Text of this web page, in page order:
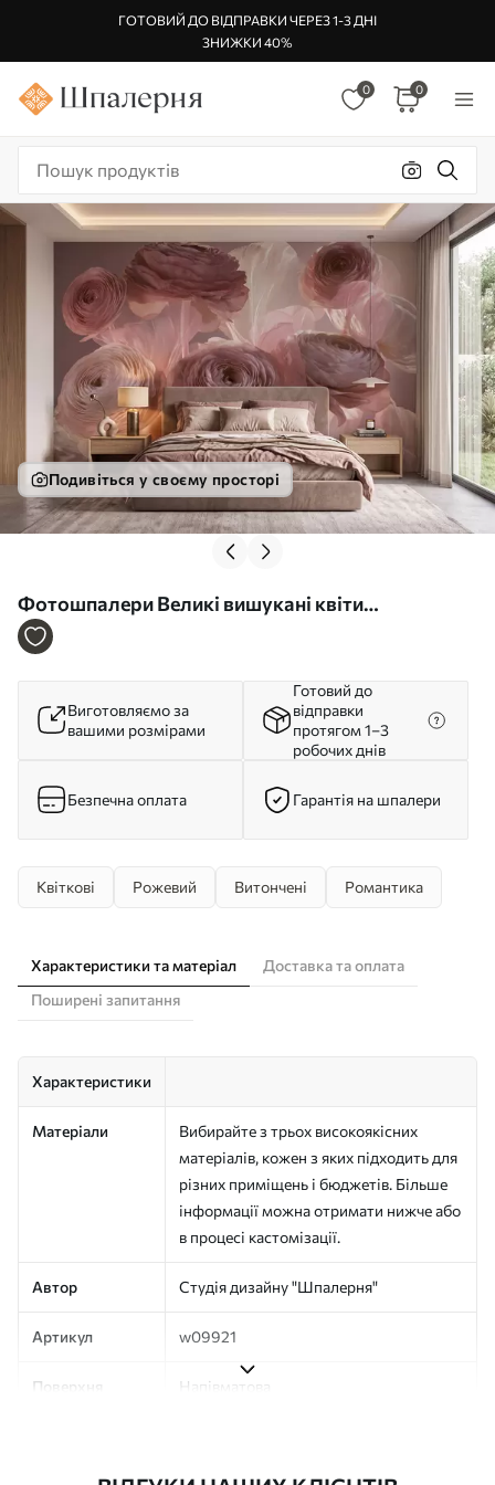
ГОТОВИЙ ДО ВІДПРАВКИ ЧЕРЕЗ 1-3 ДНІ
ЗНИЖКИ 40%
0 0
Подивіться у своєму просторі
Фотошпалери Великі вишукані квіти
ранункулюсів у ніжних рожевих і кремових
Виготовляємо за
вашими розмірами
Готовий до
відправки
протягом 1–3
робочих днів
Безпечна оплата Гарантія на шпалери
Квіткові Рожевий Витончені Романтика
Характеристики та матеріал
Доставка та оплата
Поширені запитання
Характеристики
Матеріали
Вибирайте з трьох високоякісних
матеріалів, кожен з яких підходить для
різних приміщень і бюджетів. Більше
інформації можна отримати нижче або
в процесі кастомізації.
Автор Студія дизайну "Шпалерня"
Артикул w09921
Поверхня Напівматова